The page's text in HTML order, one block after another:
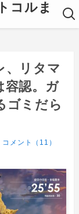
コルま
、リタマ
容認。ガ
ゴミだら
コメント（11）